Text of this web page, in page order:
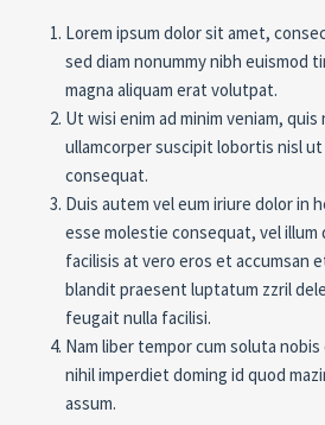
Lorem ipsum dolor sit amet,
sed diam nonummy nibh euismod
magna aliquam erat volutpat.
Ut wisi enim ad minim veniam,
ullamcorper suscipit lobortis nisl ut
consequat.
Duis autem vel eum iriure dolor in
esse molestie consequat, vel
facilisis at vero eros et accumsan
blandit praesent luptatum zzril
feugait nulla facilisi.
Nam liber tempor cum soluta
nihil imperdiet doming id quod
assum.